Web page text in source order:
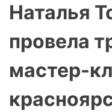
Наталья
провела
мастер-